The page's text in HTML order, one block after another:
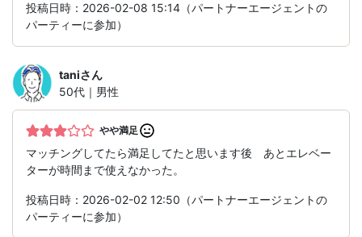
投稿日時：2026-02-08 15:14（パートナーエージェントの
パーティーに参加）
taniさん
50代｜男性
やや満足
マッチングしてたら満足してたと思います後 あとエレベー
ターが時間まで使えなかった。
投稿日時：2026-02-02 12:50（パートナーエージェントの
パーティーに参加）